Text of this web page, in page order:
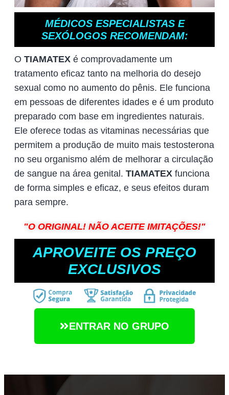
MÉDICOS ESPECIALISTAS E
SEXÓLOGOS RECOMENDAM:
O TIAMATEX é comprovadamente um
tratamento eficaz tanto na melhoria do desejo
sexual como no aumento do pênis. Ele funciona
em pessoas de diferentes idades e é um produto
preparado com base em ingredientes naturais.
Ele oferece todas as vitaminas necessárias que
permitem a produção de muito mais testosterona
no seu organismo além de melhorar a circulação
de sangue na área genital. TIAMATEX funciona
de forma simples e eficaz, e seus efeitos duram
para sempre.
"O ORIGINAL! NÃO ACEITE IMITAÇÕES!"
APROVEITE OS PREÇO
EXCLUSIVOS
ENTRAR NO GRUPO